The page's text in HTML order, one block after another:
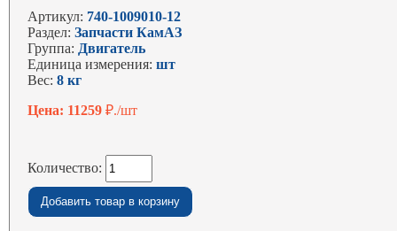
Артикул: 740-1009010-12
Раздел:Запчасти КамАЗ
Группа: Двигатель
Единица измерения:шт
Вес:8 кг
Цена: 11259₽./шт
Количество: